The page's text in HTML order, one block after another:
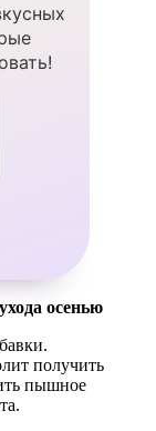
осенью
получить
пышное